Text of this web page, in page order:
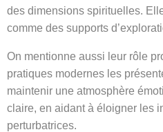
des dimensions spirituelles.
comme des supports
On mentionne aussi leur rôle
pratiques modernes les
maintenir une atmosphère
claire, en aidant à éloigner les
perturbatrices.